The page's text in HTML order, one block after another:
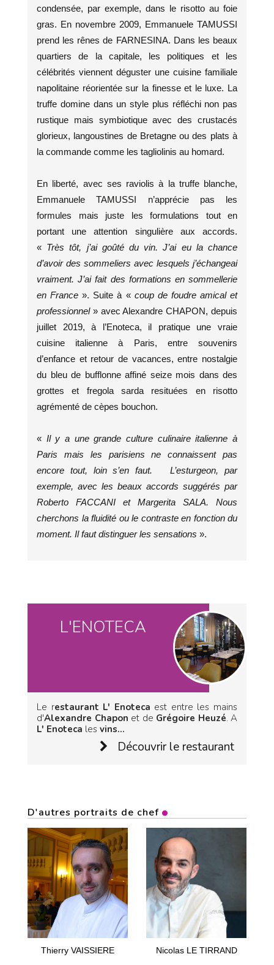
condensée, par exemple, dans le risotto au foie
gras. En novembre 2009, Emmanuele TAMUSSI
prend les rênes de FARNESINA. Dans les beaux
quartiers de la capitale, les politiques et les
célébrités viennent déguster une cuisine familiale
napolitaine réorientée sur la finesse et le luxe. La
truffe domine dans un style plus réfléchi non pas
rustique mais symbiotique avec des crustacés
glorieux, langoustines de Bretagne ou des plats à
la commande comme les tagliolinis au homard.
En liberté, avec ses raviolis à la truffe blanche,
Emmanuele TAMUSSI n’apprécie pas les
formules mais juste les formulations tout en
portant une attention singulière aux accords.
« Très tôt, j’ai goûté du vin. J’ai eu la chance
d’avoir des sommeliers avec lesquels j’échangeai
vraiment. J’ai fait des formations en sommellerie
en France ». Suite à « coup de foudre amical et
professionnel » avec Alexandre CHAPON, depuis
juillet 2019, à l’Enoteca, il pratique une vraie
cuisine italienne à Paris, entre souvenirs
d’enfance et retour de vacances, entre nostalgie
du bleu de bufflonne affiné seize mois dans des
grottes et fregola sarda resituées en risotto
agrémenté de cèpes bouchon.
« Il y a une grande culture culinaire italienne à
Paris mais les parisiens ne connaissent pas
encore tout, loin s’en faut. L’esturgeon, par
exemple, avec les beaux accords suggérés par
Roberto FACCANI et Margerita SALA. Nous
cherchons la fluidité ou le contraste en fonction du
moment. Il faut distinguer les sensations ».
L'ENOTECA
Le restaurant L' Enoteca est entre les mains
d'Alexandre Chapon et de Grégoire Heuzé. A
L' Enoteca les vins...
Découvrir le restaurant
D'autres portraits de chef
Thierry VAISSIERE Nicolas LE TIRRAND